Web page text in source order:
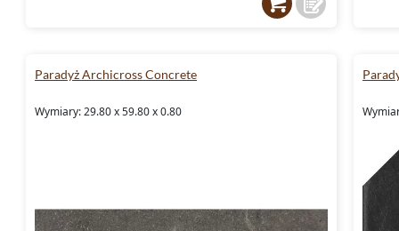
Paradyż Archicross Concrete
Wymiary: 29.80 x 59.80 x 0.80